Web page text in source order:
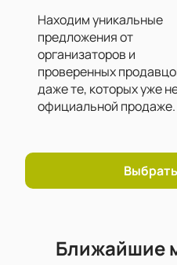
Находим уникальные
предложения от
организаторов и
проверенных
даже те, которых уже
официальной продаже.
Ближайшие